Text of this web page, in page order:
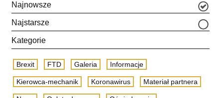
Najnowsze
Najstarsze
Kategorie
Brexit FTD Galeria Informacje
Kierowca-mechanik Koronawirus Materiał partnera